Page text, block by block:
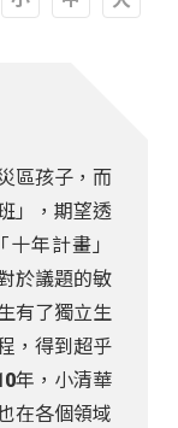
區孩子，而
」，期望透
年計畫」
於議題的敏
有了獨立生
，得到超乎
年，小清華
在各個領域